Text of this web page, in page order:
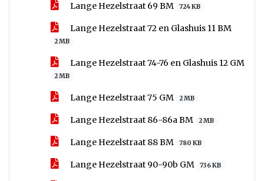
Lange Hezelstraat 69 BM 724 KB
Lange Hezelstraat 72 en Glashuis 11 BM
2 MB
Lange Hezelstraat 74-76 en Glashuis 12 GM
2 MB
Lange Hezelstraat 75 GM 2 MB
Lange Hezelstraat 86-86a BM 2 MB
Lange Hezelstraat 88 BM 780 KB
Lange Hezelstraat 90-90b GM 736 KB